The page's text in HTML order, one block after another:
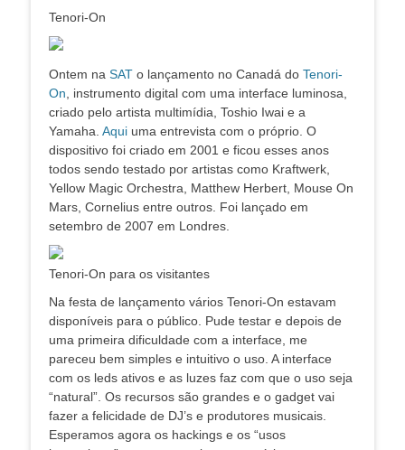
Tenori-On
Ontem na SAT o lançamento no Canadá do Tenori-
On , instrumento digital com uma interface luminosa,
criado pelo artista multimídia, Toshio Iwai e a
Yamaha. Aqui uma entrevista com o próprio. O
dispositivo foi criado em 2001 e ficou esses anos
todos sendo testado por artistas como Kraftwerk,
Yellow Magic Orchestra, Matthew Herbert, Mouse On
Mars, Cornelius entre outros. Foi lançado em
setembro de 2007 em Londres.
Tenori-On para os visitantes
Na festa de lançamento vários Tenori-On estavam
disponíveis para o público. Pude testar e depois de
uma primeira dificuldade com a interface, me
pareceu bem simples e intuitivo o uso. A interface
com os leds ativos e as luzes faz com que o uso seja
“natural”. Os recursos são grandes e o gadget vai
fazer a felicidade de DJ’s e produtores musicais.
Esperamos agora os hackings e os “usos